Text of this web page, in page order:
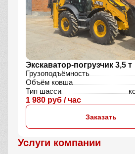
Экскаватор-погрузчик 3,5 т
Грузоподъёмность
Объём ковша
Тип шасси
1 980 руб / час
Заказать
Услуги компании